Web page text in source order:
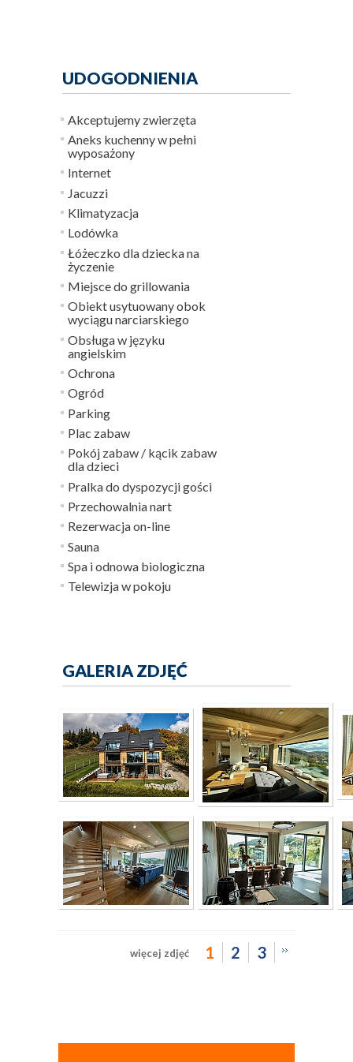
UDOGODNIENIA
Akceptujemy zwierzęta
Aneks kuchenny w pełni
wyposażony
Internet
Jacuzzi
Klimatyzacja
Lodówka
Łóżeczko dla dziecka na
życzenie
Miejsce do grillowania
Obiekt usytuowany obok
wyciągu narciarskiego
Obsługa w języku
angielskim
Ochrona
Ogród
Parking
Plac zabaw
Pokój zabaw / kącik zabaw
dla dzieci
Pralka do dyspozycji gości
Przechowalnia nart
Rezerwacja on-line
Sauna
Spa i odnowa biologiczna
Telewizja w pokoju
GALERIA ZDJĘĆ
1 2 3
więcej zdjęć